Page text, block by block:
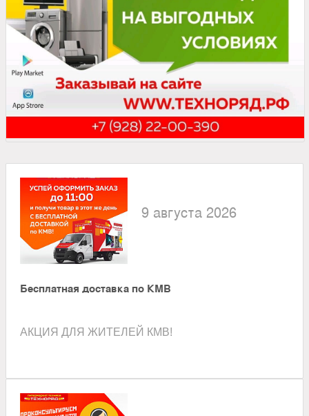
9 августа 2026
Бесплатная доставка по КМВ
АКЦИЯ ДЛЯ ЖИТЕЛЕЙ КМВ!